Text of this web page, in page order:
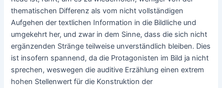
thematischen Differenz als vom nicht vollständigen
Aufgehen der textlichen Information in die Bildliche und
umgekehrt her, und zwar in dem Sinne, dass die sich nicht
ergänzenden Stränge teilweise unverständlich bleiben. Dies
ist insofern spannend, da die Protagonisten im Bild ja nicht
sprechen, weswegen die auditive Erzählung einen extrem
hohen Stellenwert für die Konstruktion der